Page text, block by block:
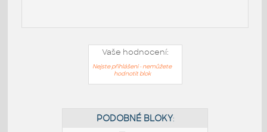
Vaše hodnocení:
Nejste přihlášeni - nemůžete
hodnotit blok